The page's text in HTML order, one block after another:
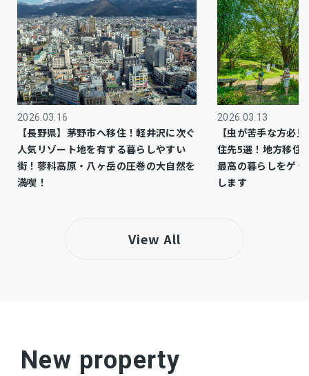
都市計画 －
用途地域 1種住居
設備・条件 コタニ住研の建築条件あり
－
取引態様 仲介
2026.03.16
【長野県】茅野市へ移住！軽井沢に次ぐ
人気リゾート地を有する暮らしやすい
街！蓼科高原・八ヶ岳の圧巻の大自然を
満喫！
2026.03.13
【虫が苦手な方必
住先5選！地方移住
最高の暮らしをゲ
します
View All
New property